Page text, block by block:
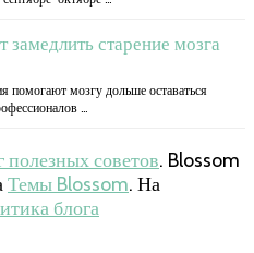
старение мозга
помогают мозгу дольше оставаться
…
полезных советов. Blossom
Темы Blossom. На
блога